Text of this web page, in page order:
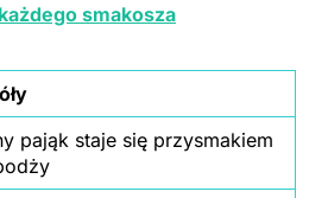
smakosza
pająk staje się przysmakiem